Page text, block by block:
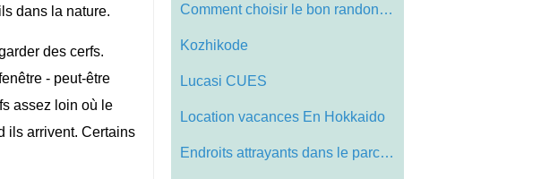
dans la nature.
des cerfs.
- peut-être
assez loin où le
ils arrivent. Certains
Comment choisir le bon randonnée Equipe…
Kozhikode
Lucasi CUES
Location vacances En Hokkaido
Endroits attrayants dans le parc nationa…